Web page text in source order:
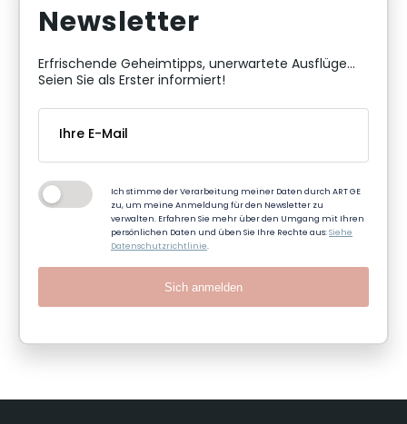
Newsletter
Erfrischende Geheimtipps, unerwartete Ausflüge...
Seien Sie als Erster informiert!
Ich stimme der Verarbeitung meiner Daten durch ART GE
zu, um meine Anmeldung für den Newsletter zu
verwalten. Erfahren Sie mehr über den Umgang mit Ihren
persönlichen Daten und üben Sie Ihre Rechte aus:Siehe
Datenschutzrichtlinie.
Sich anmelden